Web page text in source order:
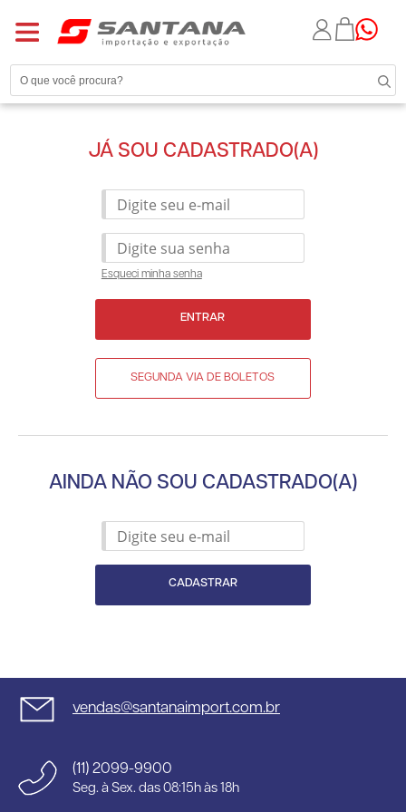
JÁ SOU CADASTRADO(A)
Esqueci minha senha
ENTRAR
SEGUNDA VIA DE BOLETOS
AINDA NÃO SOU CADASTRADO(A)
CADASTRAR
vendas@santanaimport.com.br
(11) 2099-9900
Seg. à Sex. das 08:15h às 18h